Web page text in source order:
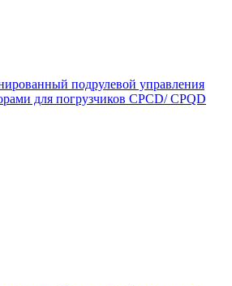
подрулевой управления
для погрузчиков CPCD/ CPQD